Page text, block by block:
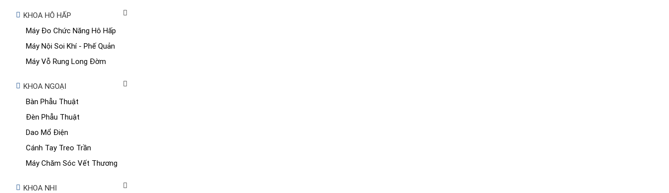
KHOA HÔ HẤP
Máy Đo Chức Năng Hô Hấp
Máy Nội Soi Khí - Phế Quản
Máy Vỗ Rung Long Đờm
KHOA NGOẠI
Bàn Phẫu Thuật
Đèn Phẫu Thuật
Dao Mổ Điện
Cánh Tay Treo Trần
Máy Chăm Sóc Vết Thương
KHOA NHI